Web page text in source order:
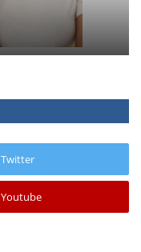
Twitter
Youtube